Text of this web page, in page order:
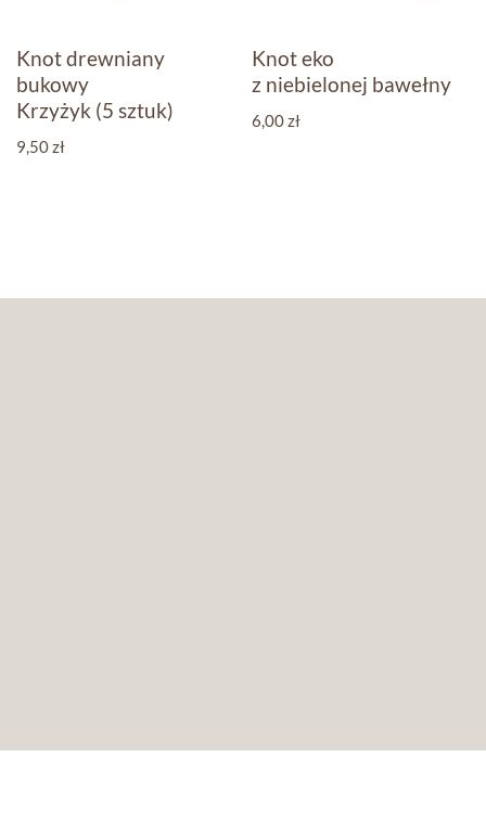
Knot drewniany
bukowy
Krzyżyk (5 sztuk)
9,50zł
Knot eko
z niebielonej bawełny
6,00zł